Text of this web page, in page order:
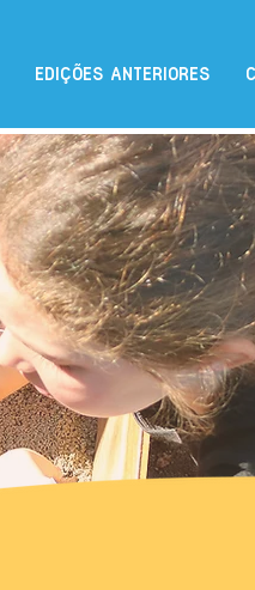
EDIÇÕES ANTERIORES